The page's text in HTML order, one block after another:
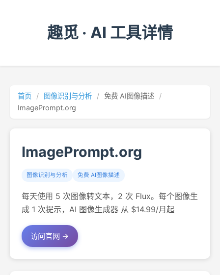
趣觅 · AI 工具详情
首页 / 图像识别与分析 / 免费 AI图像描述
/
ImagePrompt.org
ImagePrompt.org
图像识别与分析 免费 AI图像描述
每天使用 5 次图像转文本，2 次 Flux。每个图像生
成 1 次提示，AI 图像生成器 从 $14.99/月起
访问官网 →